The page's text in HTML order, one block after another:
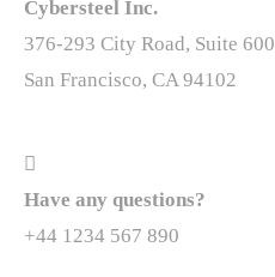
Cybersteel Inc.
376-293 City Road, Suite 600
San Francisco, CA 94102
Have any questions?
+44 1234 567 890